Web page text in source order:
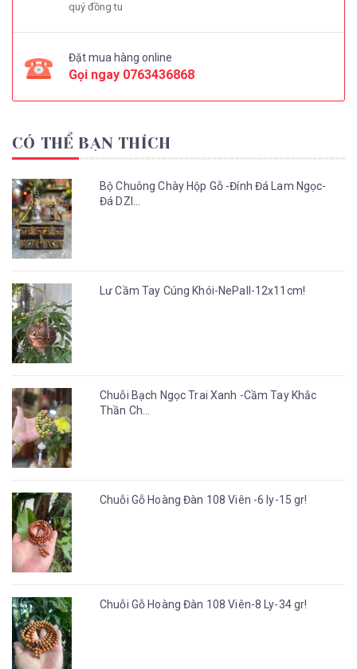
quý đồng tu
Đặt mua hàng online
Gọi ngay 0763436868
CÓ THỂ BẠN THÍCH
Bộ Chuông Chày Hộp Gỗ -Đính Đá Lam Ngọc-
Đá DZI...
Lư Cầm Tay Cúng Khói-NePall-12x11cm!
Chuỗi Bạch Ngọc Trai Xanh -Cầm Tay Khắc
Thần Ch...
Chuỗi Gỗ Hoàng Đàn 108 Viên -6 ly-15 gr!
Chuỗi Gỗ Hoàng Đàn 108 Viên-8 Ly-34 gr!